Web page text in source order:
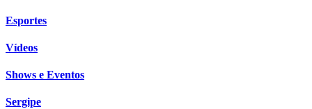
Esportes
Vídeos
Shows e Eventos
Sergipe